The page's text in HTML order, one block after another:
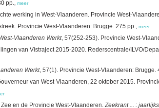
pp., meer
werking in West-Vlaanderen. Provincie West-
Provincie West-Vlaanderen: Brugge. 275 pp., meer
Vlaanderen Werkt, 57(252-253). Provincie West-
van Vistraject 2015-2020. Rederscentrale/ILVO/
Werkt, 57(1). Provincie West-Vlaanderen: Brugge.
van West-Vlaanderen, 22 oktober 2015.
en de Provincie West-Vlaanderen.Zeekrant ... :